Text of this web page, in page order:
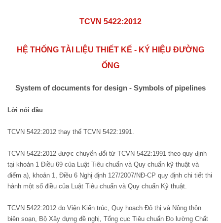
TCVN 5422:2012
HỆ THỐNG TÀI LIỆU THIẾT KẾ - KÝ HIỆU ĐƯỜNG
ỐNG
System of documents for design - Symbols of pipelines
Lời nói đầu
TCVN 5422:2012 thay thế TCVN 5422:1991.
TCVN 5422:2012 được chuyển đổi từ TCVN 5422:1991 theo quy định
tại khoản 1 Điều 69 của Luật Tiêu chuẩn và Quy chuẩn kỹ thuật và
điểm a), khoản 1, Điều 6 Nghị định 127/2007/NĐ-CP quy định chi tiết thi
hành một số điều của Luật Tiêu chuẩn và Quy chuẩn Kỹ thuật.
TCVN 5422:2012 do Viện Kiến trúc, Quy hoạch Đô thị và Nông thôn
biên soạn, Bộ Xây dựng đề nghị, Tổng cục Tiêu chuẩn Đo lường Chất